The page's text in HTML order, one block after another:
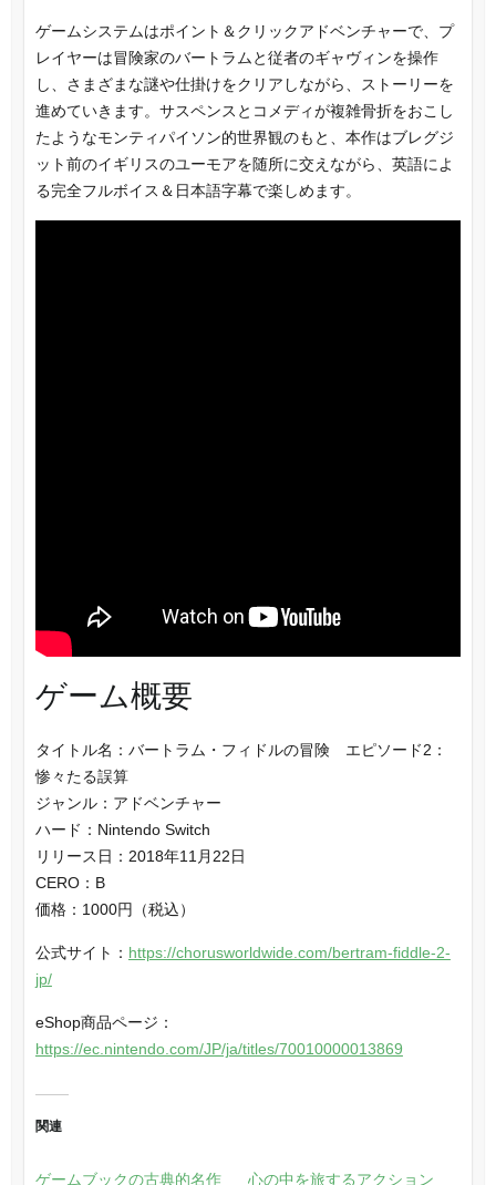
ゲームシステムはポイント＆クリックアドベンチャーで、プ
レイヤーは冒険家のバートラムと従者のギャヴィンを操作
し、さまざまな謎や仕掛けをクリアしながら、ストーリーを
進めていきます。サスペンスとコメディが複雑骨折をおこし
たようなモンティパイソン的世界観のもと、本作はブレグジ
ット前のイギリスのユーモアを随所に交えながら、英語によ
る完全フルボイス＆日本語字幕で楽しめます。
ゲーム概要
タイトル名：バートラム・フィドルの冒険 エピソード2：
惨々たる誤算
ジャンル：アドベンチャー
ハード：Nintendo Switch
リリース日：2018年11月22日
CERO：B
価格：1000円（税込）
公式サイト： https://chorusworldwide.com/bertram-fiddle-2-
jp/
eShop商品ページ：
https://ec.nintendo.com/JP/ja/titles/70010000013869
関連
ゲームブックの古典的名作 心の中を旅するアクション